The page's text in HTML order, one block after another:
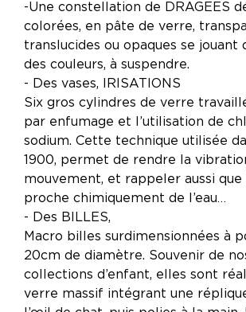
-Une constellation de DRAGEES
colorées, en pâte de verre,
translucides ou opaques se jouant
des couleurs, à suspendre.
- Des vases, IRISATIONS
Six gros cylindres de verre
par enfumage et l’utilisation de
sodium. Cette technique utilisée
1900, permet de rendre la
mouvement, et rappeler aussi
proche chimiquement de l’eau…
- Des BILLES,
Macro billes surdimensionnées à
20cm de diamètre. Souvenir de
collections d’enfant, elles sont
verre massif intégrant une